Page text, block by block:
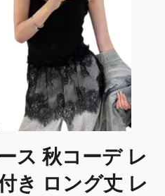
ス 秋コーデ レ
き ロング丈 レ